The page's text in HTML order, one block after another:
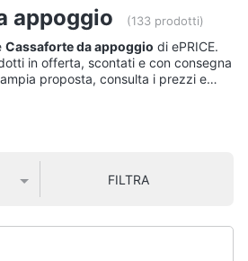
appoggio (133 prodotti)
Cassaforte da appoggio di ePRICE.
in offerta, scontati e con consegna
proposta, consulta i prezzi e
FILTRA